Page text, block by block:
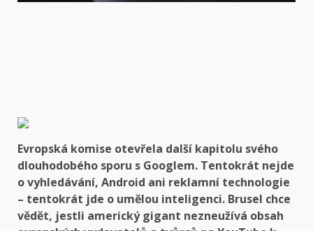
Evropská komise otevřela další kapitolu svého
dlouhodobého sporu s Googlem. Tentokrát nejde
o vyhledávání, Android ani reklamní technologie
– tentokrát jde o umělou inteligenci. Brusel chce
vědět, jestli americký gigant nezneužívá obsah